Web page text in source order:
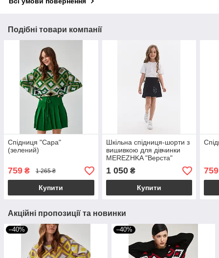
Подібні товари компанії
Спідниця "Сара"
(зелений)
759 ₴ 1 265 ₴
Купити
Шкільна спідниця-шорти з
вишивкою для дівчинки
MEREZHKA "Верста"
(темно-синя)
1 050₴
Купити
759
Акційні пропозиції та новинки
–40% –40%